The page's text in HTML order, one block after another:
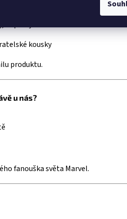
kousky
produktu.
u nás?
fanouška světa Marvel.